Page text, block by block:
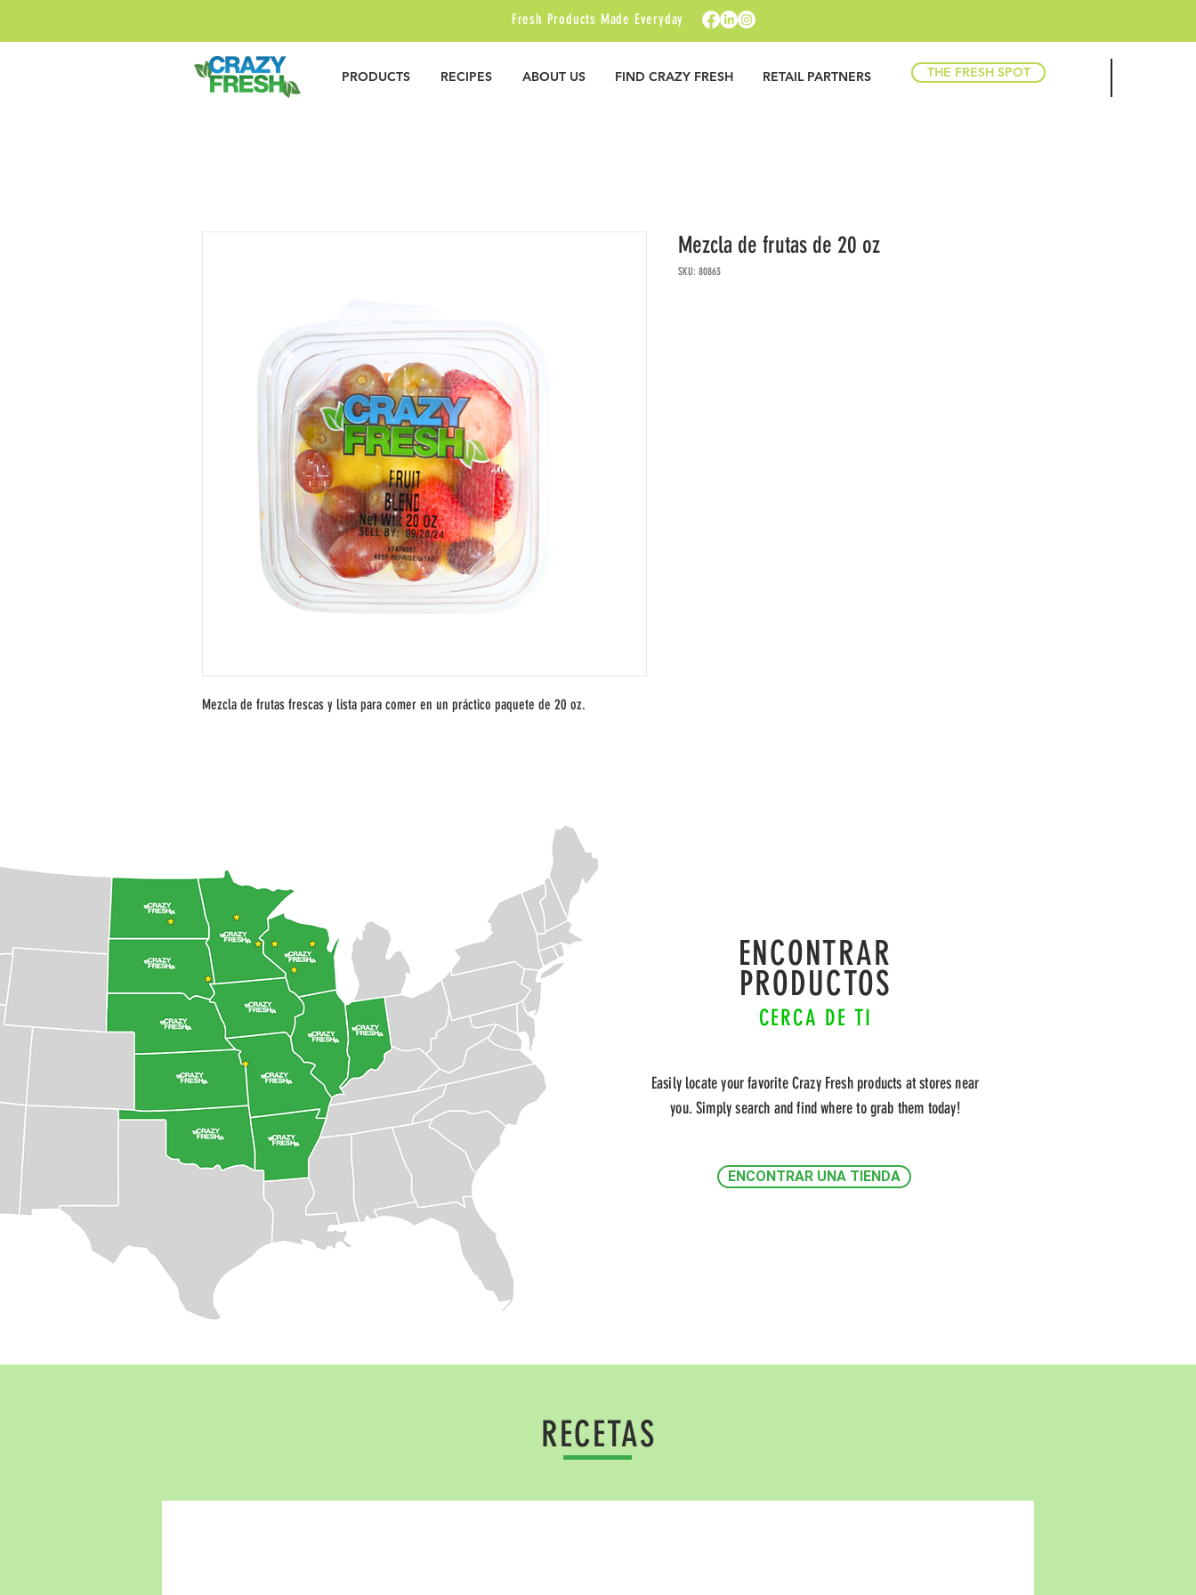
Fresh Products Made Everyday
PRODUCTS RECIPES ABOUT US FIND CRAZY FRESH RETAIL PARTNERS THE FRESH SPOT
Mezcla de frutas frescas y lista para comer en un práctico paquete de 20 oz.
Mezcla de frutas de 20 oz
SKU: 80863
ENCONTRAR
PRODUCTOS
CERCA DE TI
Easily locate your favorite Crazy Fresh products at stores near
you. Simply search and find where to grab them today!
ENCONTRAR UNA TIENDA
RECETAS